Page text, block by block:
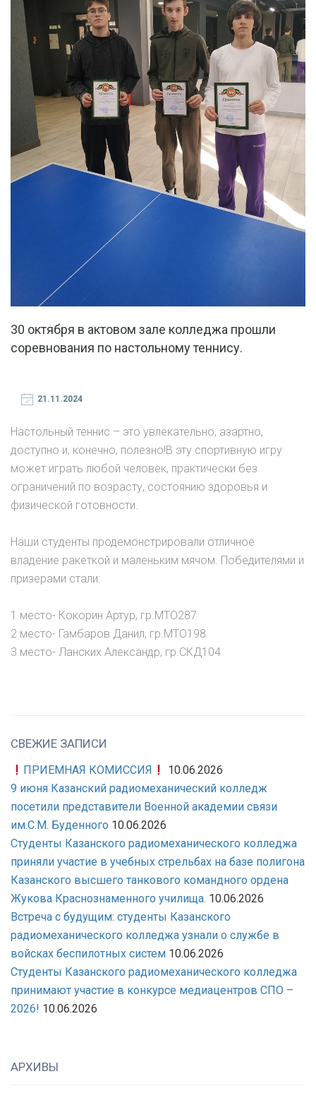
30 октября в актовом зале колледжа прошли
соревнования по настольному теннису.
21.11.2024
Настольный теннис – это увлекательно, азартно,
доступно и, конечно, полезно!В эту спортивную игру
может играть любой человек, практически без
ограничений по возрасту, состоянию здоровья и
физической готовности.
Наши студенты продемонстрировали отличное
владение ракеткой и маленьким мячом. Победителями и
призерами стали:
1 место- Кокорин Артур, гр.МТО287
2 место- Гамбаров Данил, гр.МТО198
3 место- Ланских Александр, гр.СКД104
СВЕЖИЕ ЗАПИСИ
ПРИЕМНАЯ КОМИССИЯ
10.06.2026
9 июня Казанский радиомеханический колледж
посетили представители Военной академии связи
им.С.М. Буденного 10.06.2026
Студенты Казанского радиомеханического колледжа
приняли участие в учебных стрельбах на базе полигона
Казанского высшего танкового командного ордена
Жукова Краснознаменного училища. 10.06.2026
Встреча с будущим: студенты Казанского
радиомеханического колледжа узнали о службе в
войсках беспилотных систем 10.06.2026
Студенты Казанского радиомеханического колледжа
принимают участие в конкурсе медиацентров СПО –
2026! 10.06.2026
АРХИВЫ